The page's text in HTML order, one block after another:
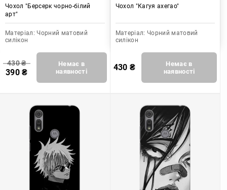
Чохол "Берсерк чорно-білий
арт"
Матеріал: Чорний матовий
силікон
430₴
390₴
Немає в
наявності
Чохол "Кагуя ахегао"
Матеріал: Чорний матовий
силікон
430 ₴
Немає в
наявності